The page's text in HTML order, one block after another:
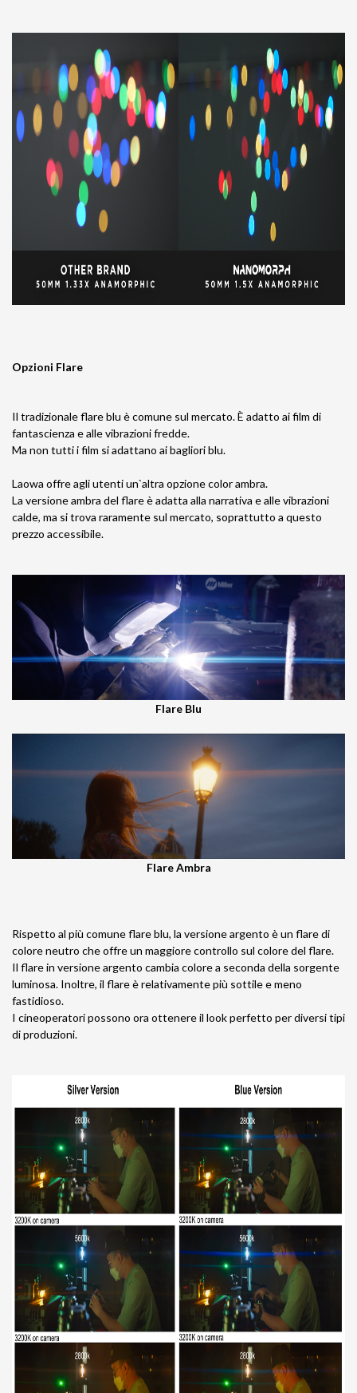
Opzioni Flare
Il tradizionale flare blu è comune sul mercato. È adatto ai film di
fantascienza e alle vibrazioni fredde.
Ma non tutti i film si adattano ai bagliori blu.
Laowa offre agli utenti un`altra opzione color ambra.
La versione ambra del flare è adatta alla narrativa e alle vibrazioni
calde, ma si trova raramente sul mercato, soprattutto a questo
prezzo accessibile.
Flare Blu
Flare Ambra
Rispetto al più comune flare blu, la versione argento è un flare di
colore neutro che offre un maggiore controllo sul colore del flare.
Il flare in versione argento cambia colore a seconda della sorgente
luminosa. Inoltre, il flare è relativamente più sottile e meno
fastidioso.
I cineoperatori possono ora ottenere il look perfetto per diversi tipi
di produzioni.